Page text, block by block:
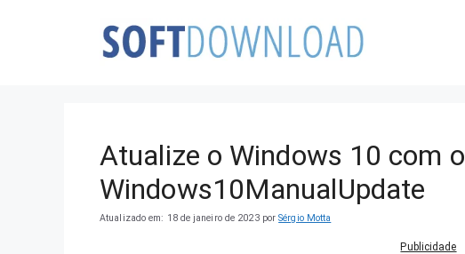
Atualize o Windows 10 com o
Windows10ManualUpdate
Atualizado em: 18 de janeiro de 2023 porSérgio Motta
Publicidade